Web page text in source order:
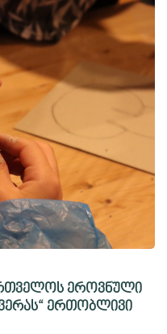
ეროვნული
ერთობლივი